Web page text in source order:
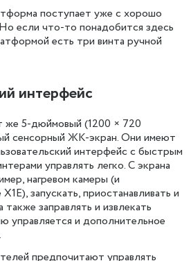
поступает уже с хорошо
если что-то понадобится здесь
есть три винта ручной
интерфейс
же 5-дюймовый (1200 × 720
сенсорный ЖК-экран. Они имеют
интерфейс с быстрым
управлять легко. С экрана
нагревом камеры (и
запускать, приостанавливать и
также заправлять и извлекать
управляется и дополнительное
предпочитают управлять